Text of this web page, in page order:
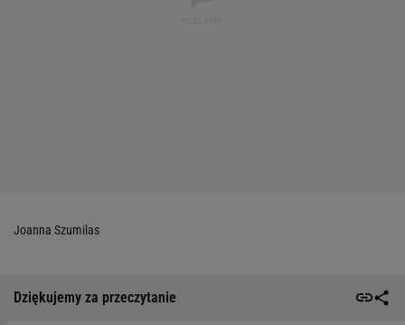
Joanna Szumilas
Dziękujemy za przeczytanie